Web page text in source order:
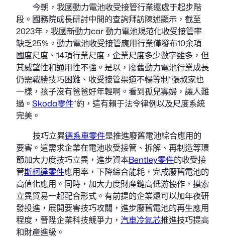
今朝，我國動力電池收受接管行業還處于起步階
段。國務院成長研討中間的查詢拜訪陳述顯示，截至
2023年，我國新動力car 動力電池規范化收受接管率
缺乏25%。動力電池收受接管應用行業僅發布10余項
國度尺度、14項行業尺度，企業尺度多少數字雖多，但
其威望性和通用性不強。是以，廢舊動力電池行業成長
仍需戰勝技巧困難、收受接管渠道不暢等制“張叔家也
一樣，孩子沒有爸爸好年輕啊。看到孤兒寡婦，讓人難
過。 Skoda零件”約，這有賴于法令律例以及尺度系統
完美。
技巧立異德系車零件是推進廢舊電池綜合應用的
要害。這需求企業在電池收受接管、拆解、再制造等環
節加大力度技巧立異，進步資本Bentley零件的收受接
管斯柯達零件應用率，下降綜合能耗，完成廢舊電池的
高值化應用。同時，加大力度財產鏈高低游協作，摸索
立異貿易一起配合形式。有前提的企業還可以加年夜研
發投進，展開要害技巧攻關，進步廢舊電池的再生應用
程度，晉陞企業科技競爭力， 汽車冷氣芯推進技巧提高
和財產進級。